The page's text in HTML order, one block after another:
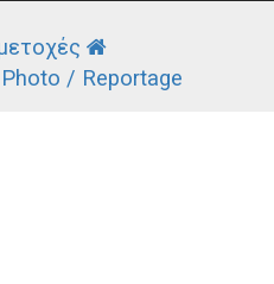
/ Reportage